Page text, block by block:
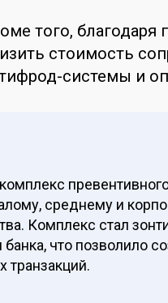
того, благодаря
стоимость
системы и
среднему и
Комплекс стал
что позволило